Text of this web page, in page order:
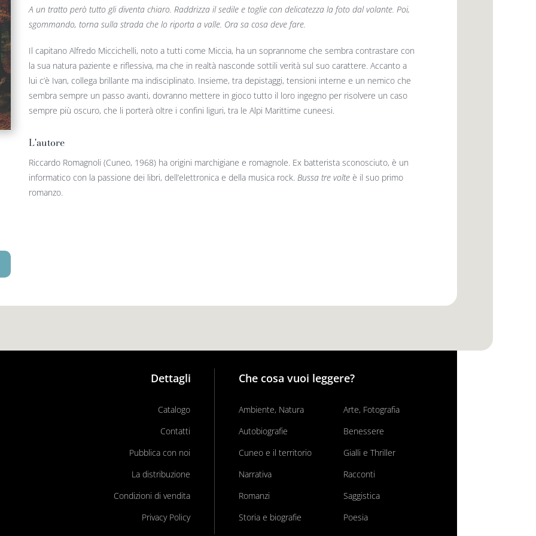
A un tratto però tutto gli diventa chiaro. Raddrizza il sedile e toglie con delicatezza la foto dal volante. Poi,
sgommando, torna sulla strada che lo riporta a valle. Ora sa cosa deve fare.
Il capitano Alfredo Miccichelli, noto a tutti come Miccia, ha un soprannome che sembra contrastare con
la sua natura paziente e riflessiva, ma che in realtà nasconde sottili verità sul suo carattere. Accanto a
lui c’è Ivan, collega brillante ma indisciplinato. Insieme, tra depistaggi, tensioni interne e un nemico che
sembra sempre un passo avanti, dovranno mettere in gioco tutto il loro ingegno per risolvere un caso
sempre più oscuro, che li porterà oltre i confini liguri, tra le Alpi Marittime cuneesi.
L'autore
Riccardo Romagnoli (Cuneo, 1968) ha origini marchigiane e romagnole. Ex batterista sconosciuto, è un
informatico con la passione dei libri, dell’elettronica e della musica rock.Bussa tre volte è il suo primo
romanzo.
Dettagli
Catalogo
Contatti
Pubblica con noi
La distribuzione
Condizioni di vendita
Privacy Policy
Che cosa vuoi leggere?
Ambiente, Natura
Arte, Fotografia
Autobiografie
Benessere
Cuneo e il territorio
Gialli e Thriller
Narrativa
Racconti
Romanzi
Saggistica
Storia e biografie
Poesia